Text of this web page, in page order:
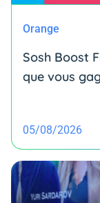
Orange
Sosh Boost
que vous
05/08/2026